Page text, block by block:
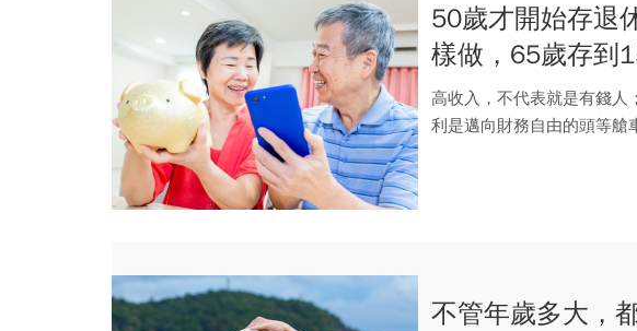
50歲才開始存退
樣做，65歲存到
比投資更重要
高收入，不代表就是有錢人
利是邁向財務自由的頭等艙
不管年歲多大，